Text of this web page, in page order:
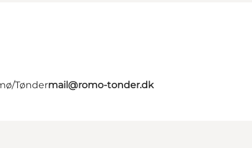
Tøndermail@romo-tonder.dk